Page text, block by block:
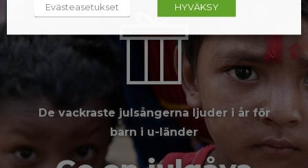
De vackraste julsångerna ljuder i år för
barn i u-länder
Evästeasetukset HYVÄKSY